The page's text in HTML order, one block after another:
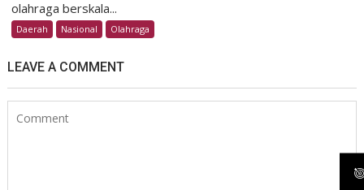
olahraga berskala...
Daerah Nasional Olahraga
LEAVE A COMMENT